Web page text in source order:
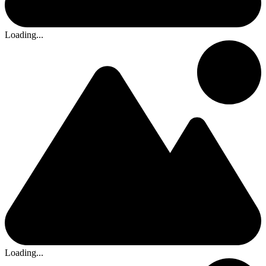
Loading...
Loading...